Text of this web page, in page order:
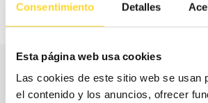
Consentimiento Detalles
Esta página web usa cookies
Las cookies de este sitio web se usan
el contenido y los anuncios, ofrecer